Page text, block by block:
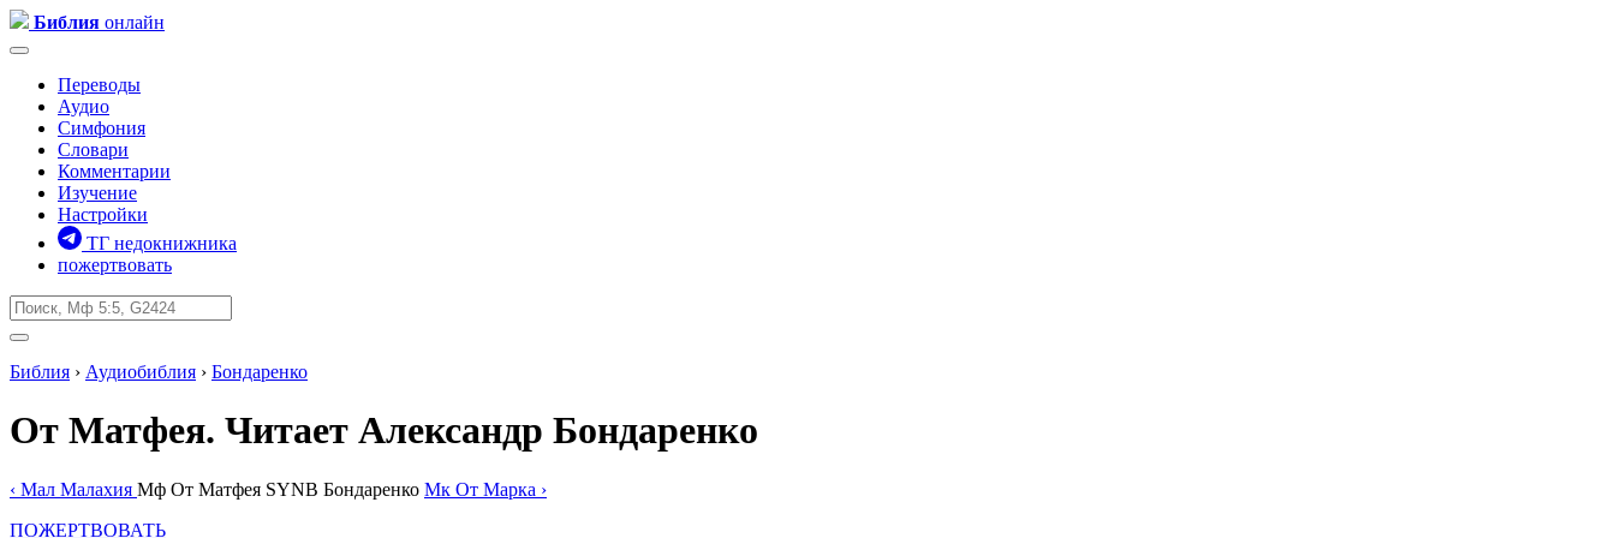
Библия онлайн
Переводы
Аудио
Симфония
Словари
Комментарии
Изучение
Настройки
ТГ недокнижника
пожертвовать
Библия › Аудиобиблия › Бондаренко
От Матфея. Читает Александр Бондаренко
‹ Мал Малахия Мф От Матфея SYNB Бондаренко Мк От Марка ›
ПОЖЕРТВОВАТЬ